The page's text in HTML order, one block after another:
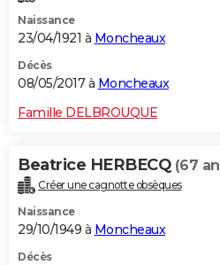
Naissance
23/04/1921 à Moncheaux
Décès
08/05/2017 à Moncheaux
Famille DELBROUQUE
Beatrice HERBECQ (67
Créer une cagnotte obsèques
Naissance
29/10/1949 à Moncheaux
Décès